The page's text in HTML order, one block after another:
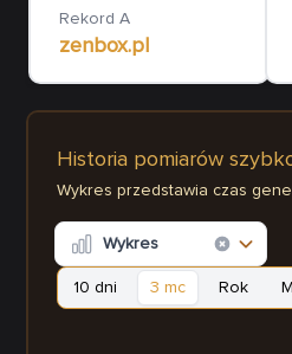
Rekord A
zenbox.pl
Historia pomiarów
Wykres przedstawia czas
Wykres
10 dni 3 mc Rok